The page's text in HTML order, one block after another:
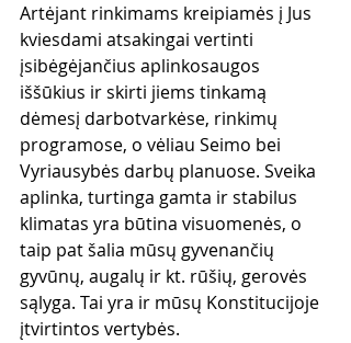
Artėjant rinkimams kreipiamės į Jus
kviesdami atsakingai vertinti
įsibėgėjančius aplinkosaugos
iššūkius ir skirti jiems tinkamą
dėmesį darbotvarkėse, rinkimų
programose, o vėliau Seimo bei
Vyriausybės darbų planuose. Sveika
aplinka, turtinga gamta ir stabilus
klimatas yra būtina visuomenės, o
taip pat šalia mūsų gyvenančių
gyvūnų, augalų ir kt. rūšių, gerovės
sąlyga. Tai yra ir mūsų Konstitucijoje
įtvirtintos vertybės.